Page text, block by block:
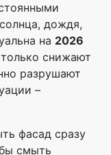
дождя,
на 2026
снижают
разрушают
–
фасад сразу
смыть